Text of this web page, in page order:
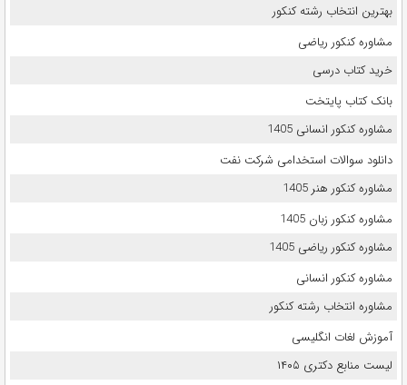
بهترین انتخاب رشته کنکور
مشاوره کنکور ریاضی
خرید کتاب درسی
بانک کتاب پایتخت
مشاوره کنکور انسانی 1405
دانلود سوالات استخدامی شرکت نفت
مشاوره کنکور هنر 1405
مشاوره کنکور زبان 1405
مشاوره کنکور ریاضی 1405
مشاوره کنکور انسانی
مشاوره انتخاب رشته کنکور
آموزش لغات انگلیسی
لیست منابع دکتری ۱۴۰۵